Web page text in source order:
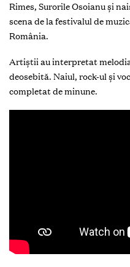
Rimes, Surorile Osoianu și
scena de la festivalul de
România.
Artiștii au interpretat
deosebită. Naiul, rock-ul și
completat de minune.